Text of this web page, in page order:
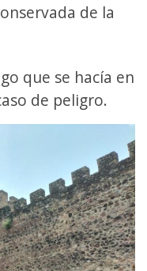
de la
que se hacía en
de peligro.